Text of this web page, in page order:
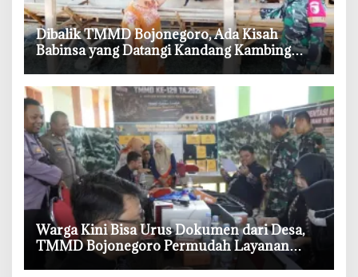
‎Dibalik TMMD Bojonegoro, Ada Kisah
Babinsa yang Datangi Kandang Kambing
Demi Dengar Keluh Warga
‎Warga Kini Bisa Urus Dokumen dari Desa,
TMMD Bojonegoro Permudah Layanan
Adminduk